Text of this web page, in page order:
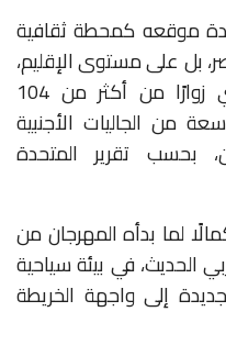
موقعه كمحطة ثقافية
بل على مستوى الإقليم،
بعد أن استقطب العام الماضي زوارًا من أكثر من 104
من الجاليات الأجنبية
بحسب تقرير المتحدة
لما بدأه المهرجان من
الحديث، في بيئة سياحية
إلى واجهة الخريطة